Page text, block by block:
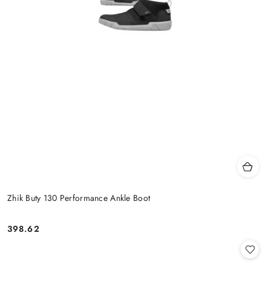
Zhik Buty 130 Performance Ankle Boot
Cena:
398.62